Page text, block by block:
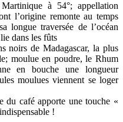
à 54°; appellation
l’origine remonte au temps
longue traversée de l’océan
dans les fûts
noirs de Madagascar, la plus
moulue en poudre, le Rhum
en bouche une longueur
moulues viennent se loger
du café apporte une touche «
!